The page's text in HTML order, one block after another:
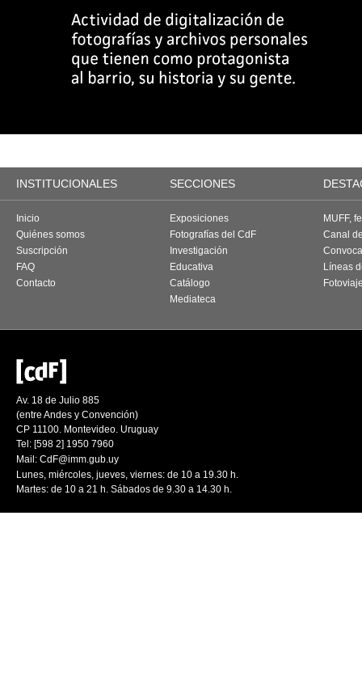
INSTITUCIONALES SECCIONES
Inicio
Quiénes somos
Suscripción
FAQ
Contacto
Exposiciones
Fotografías del CdF
Investigación
Educativa
Catálogo
Mediateca
MUFF,
Canal
Líneas
Av. 18 de Julio 885
(entre Andes y Convención)
CP 11100. Montevideo. Uruguay
Tel: [598 2] 1950 7960
Mail: CdF@imm.gub.uy
Lunes, miércoles, jueves, viernes: de 10 a 19.30 h.
Martes: de 10 a 21 h. Sábados de 9.30 a 14.30 h.